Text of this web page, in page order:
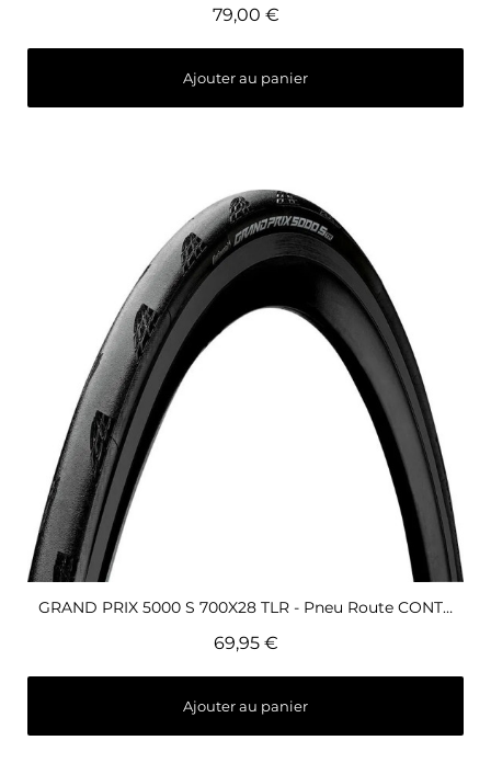
79,00 €
Ajouter au panier
Aperçu rapide GRAND PRIX 5000 S 700X28 TLR - Pneu Route CONTINENTAL
69,95 €
Ajouter au panier